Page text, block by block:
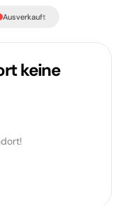
Ausverkauft
keine